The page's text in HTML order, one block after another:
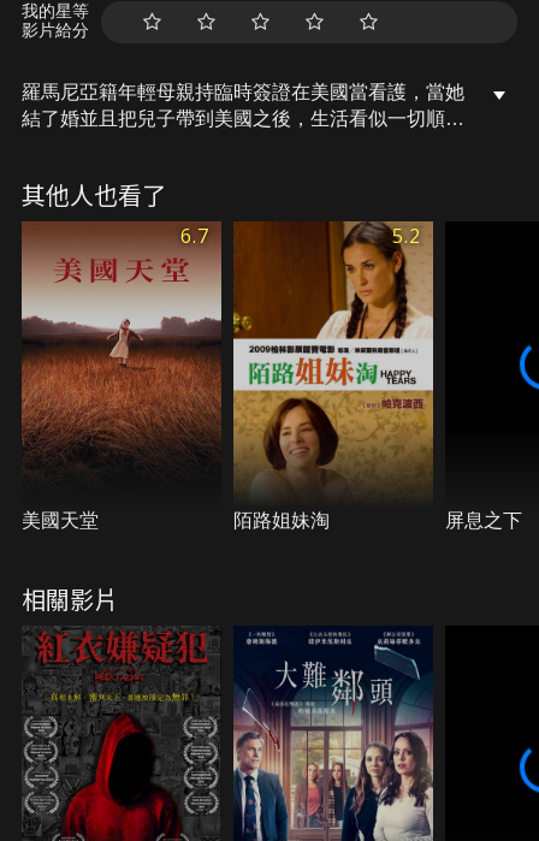
我的星等
影片給分
羅馬尼亞籍年輕母親持臨時簽證在美國當看護，當她
結了婚並且把兒子帶到美國之後，生活看似一切順
其他人也看了
6.7
美國天堂
5.2
陌路姐妹淘 屏息之下
相關影片